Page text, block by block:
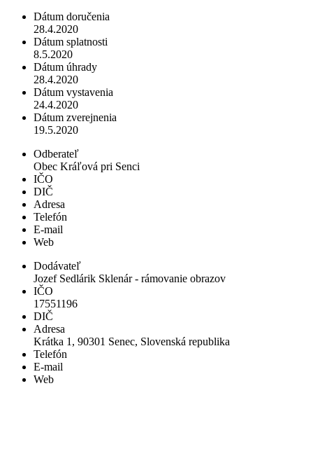
Dátum doručenia
28.4.2020
Dátum splatnosti
8.5.2020
Dátum úhrady
28.4.2020
Dátum vystavenia
24.4.2020
Dátum zverejnenia
19.5.2020
Odberateľ
Obec Kráľová pri Senci
IČO
DIČ
Adresa
Telefón
E-mail
Web
Dodávateľ
Jozef Sedlárik Sklenár - rámovanie obrazov
IČO
17551196
DIČ
Adresa
Krátka 1, 90301 Senec, Slovenská republika
Telefón
E-mail
Web